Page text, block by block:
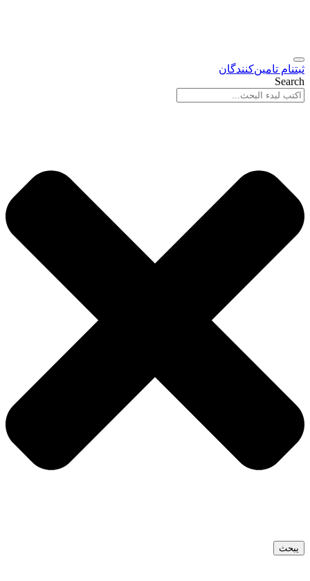
ثبتنام تامین‌کنندگان
Search
يبحث